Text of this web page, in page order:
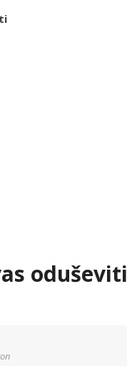
oduševiti